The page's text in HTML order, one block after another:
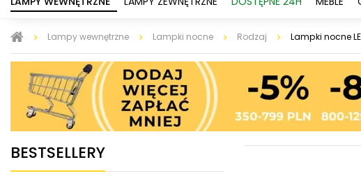
Lampy wewnętrzne Lampki nocne Rodzaj Lampki nocne
BESTSELLERY